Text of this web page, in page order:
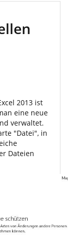
2013 ist
eine neue
verwaltet.
"Datei", in
Dateien